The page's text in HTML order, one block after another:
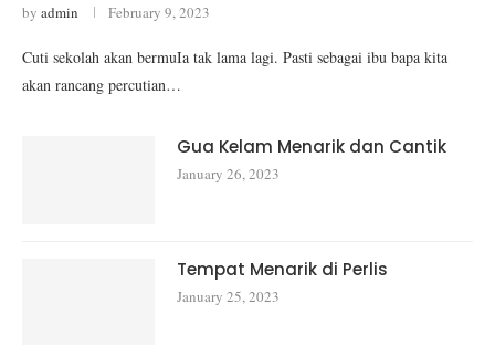
by admin February 9, 2023
Cuti sekolah akan bermuIa tak lama lagi. Pasti sebagai ibu bapa kita
akan rancang percutian…
Gua Kelam Menarik dan Cantik
January 26, 2023
Tempat Menarik di Perlis
January 25, 2023